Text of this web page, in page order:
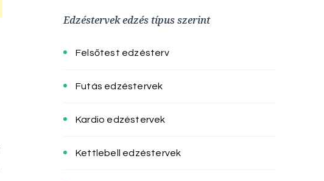
Edzéstervek edzés típus szerint
Felsőtest edzésterv
Futás edzéstervek
Kardio edzéstervek
Kettlebell edzéstervek